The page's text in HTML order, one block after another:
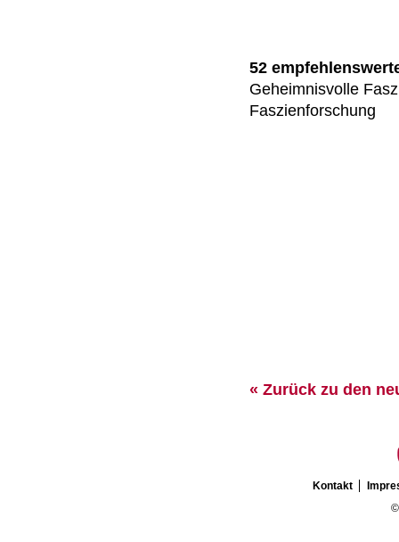
52
Geheimnisvolle
Faszienforschung
« Zurück zu den
Kontakt
©